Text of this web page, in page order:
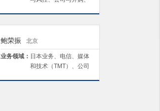
鲍荣振 北京
业务领域： 日本业务、电信、媒体
和技术（TMT）、公司